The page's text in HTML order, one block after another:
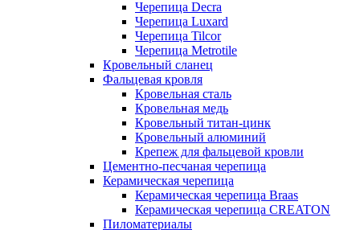
Черепица Decra
Черепица Luxard
Черепица Tilcor
Черепица Metrotile
Кровельный сланец
Фальцевая кровля
Кровельная сталь
Кровельная медь
Кровельный титан-цинк
Кровельный алюминий
Крепеж для фальцевой кровли
Цементно-песчаная черепица
Керамическая черепица
Керамическая черепица Braas
Керамическая черепица CREATON
Пиломатериалы